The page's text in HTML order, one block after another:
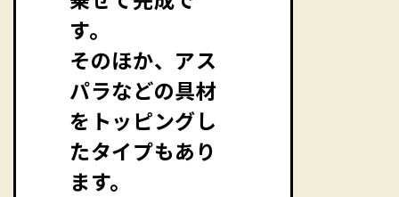
す。
そのほか、アス
パラなどの具材
をトッピングし
たタイプもあり
ます。